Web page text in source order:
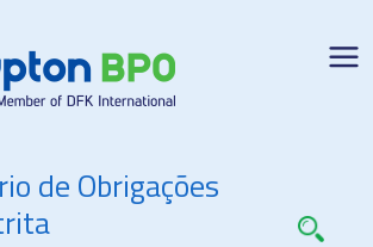
de Obrigações